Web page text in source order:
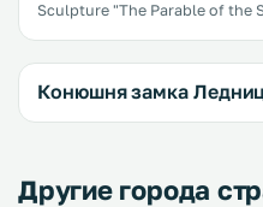
Sculpture "The Parable of the
Конюшня замка
Другие города